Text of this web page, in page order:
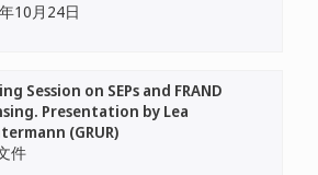
10月24日
Session on SEPs and FRAND
Presentation by Lea
(GRUR)
件